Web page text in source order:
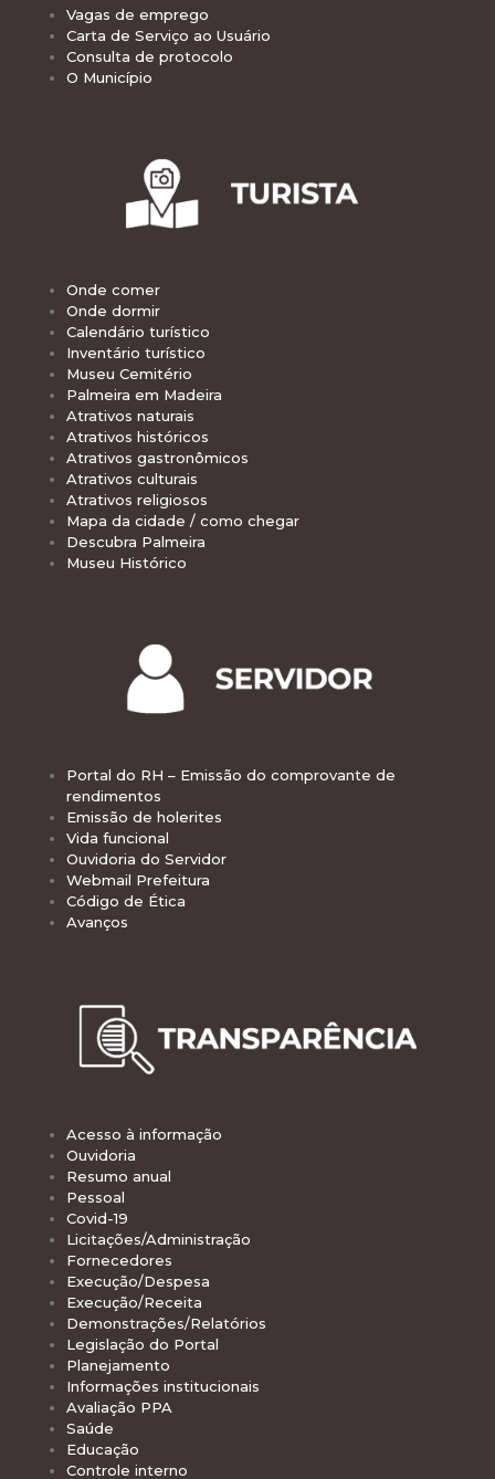
Vagas de emprego
Carta de Serviço ao Usuário
Consulta de protocolo
O Município
Onde comer
Onde dormir
Calendário turístico
Inventário turístico
Museu Cemitério
Palmeira em Madeira
Atrativos naturais
Atrativos históricos
Atrativos gastronômicos
Atrativos culturais
Atrativos religiosos
Mapa da cidade / como chegar
Descubra Palmeira
Museu Histórico
Portal do RH – Emissão do comprovante de
rendimentos
Emissão de holerites
Vida funcional
Ouvidoria do Servidor
Webmail Prefeitura
Código de Ética
Avanços
Acesso à informação
Ouvidoria
Resumo anual
Pessoal
Covid-19
Licitações/Administração
Fornecedores
Execução/Despesa
Execução/Receita
Demonstrações/Relatórios
Legislação do Portal
Planejamento
Informações institucionais
Avaliação PPA
Saúde
Educação
Controle interno